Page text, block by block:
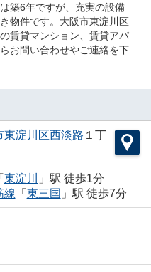
築6年ですが、充実の設備
物件です。大阪市東淀川区
賃貸マンション、賃貸アパ
お問い合わせやご連絡を下
東淀川区西淡路 １丁
東淀川
」駅 徒歩1分
線 「 東三国 」駅 徒歩7分